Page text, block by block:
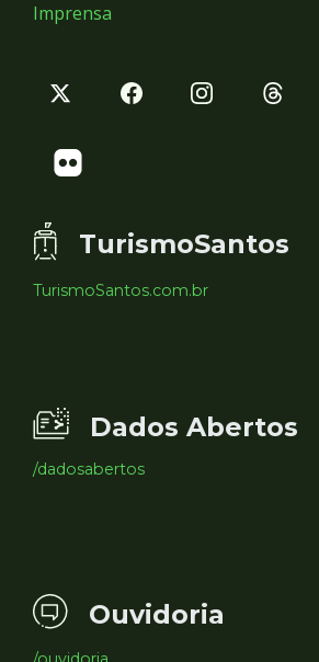
Imprensa
TurismoSantos
TurismoSantos.com.br
Dados Abertos
/dadosabertos
Ouvidoria